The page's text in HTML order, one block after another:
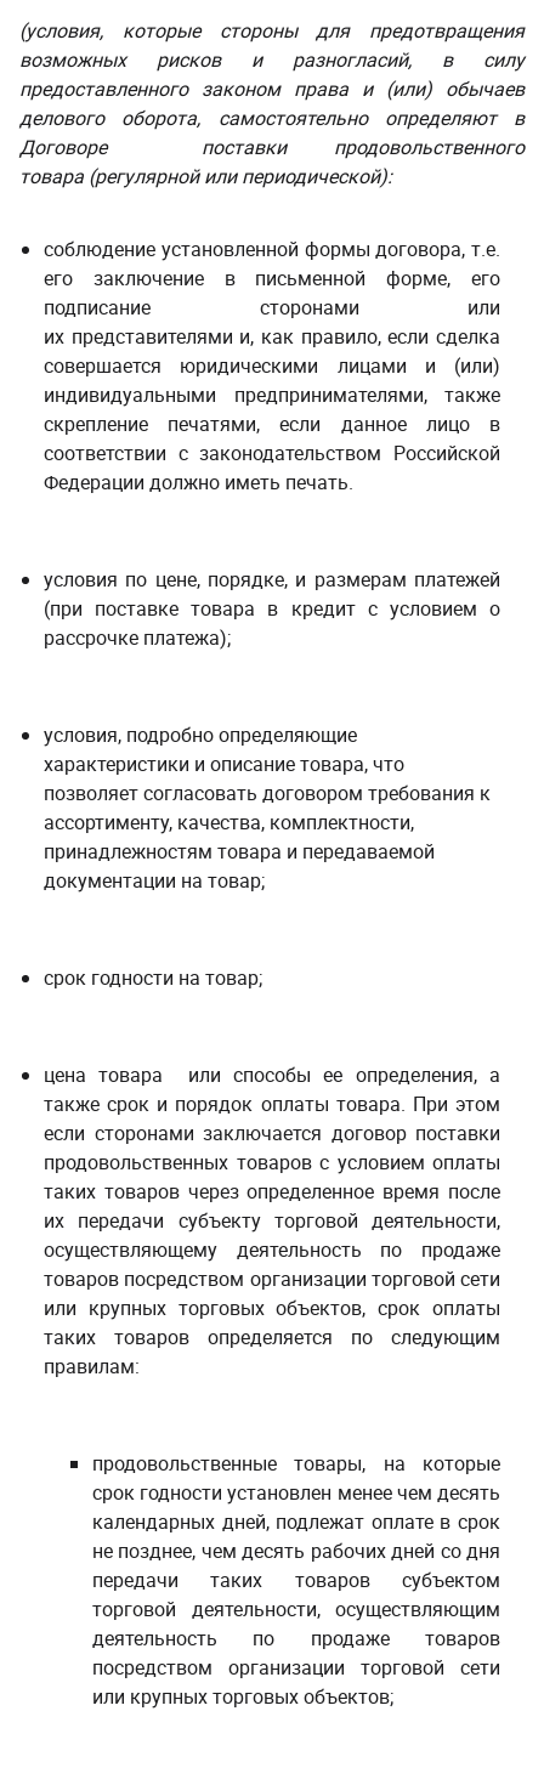
(условия, которые стороны для предотвращения
возможных рисков и разногласий, в силу
предоставленного законом права и (или) обычаев
делового оборота, самостоятельно определяют в
Договоре
поставки продовольственного
товара (регулярной или периодической​):
соблюдение установленной формы договора, т.е.
его заключение в письменной форме, его
подписание сторонами или
их представителями и, как правило, если сделка
совершается юридическими лицами и (или)
индивидуальными предпринимателями, также
скрепление печатями,если данное лицо в
соответствии с законодательством Российской
Федерации должно иметь печать.
условия по цене, порядке, и размерам платежей
(при поставке товара в кредит с условием о
рассрочке платежа);
условия, подробно определяющие
характеристики и описание товара, что
позволяет согласовать договором требования к
ассортименту, качества, комплектности,
принадлежностям товара и передаваемой
документации на товар;
срок годности на товар;
цена товара или способы ее определения, а
также срок и порядок оплаты товара. При этом
если сторонами заключается договор поставки
продовольственных товаров с условием оплаты
таких товаров через определенное время после
их передачи субъекту торговой деятельности,
осуществляющему деятельность по продаже
товаров посредством организации торговой сети
или крупных торговых объектов, срок оплаты
таких товаров определяется по следующим
правилам:
продовольственные товары, на которые
срок годности установлен менее чем десять
календарных дней, подлежат оплате в срок
не позднее, чем десять рабочих дней со дня
передачи таких товаров субъектом
торговой деятельности, осуществляющим
деятельность по продаже товаров
посредством организации торговой сети
или крупных торговых объектов;